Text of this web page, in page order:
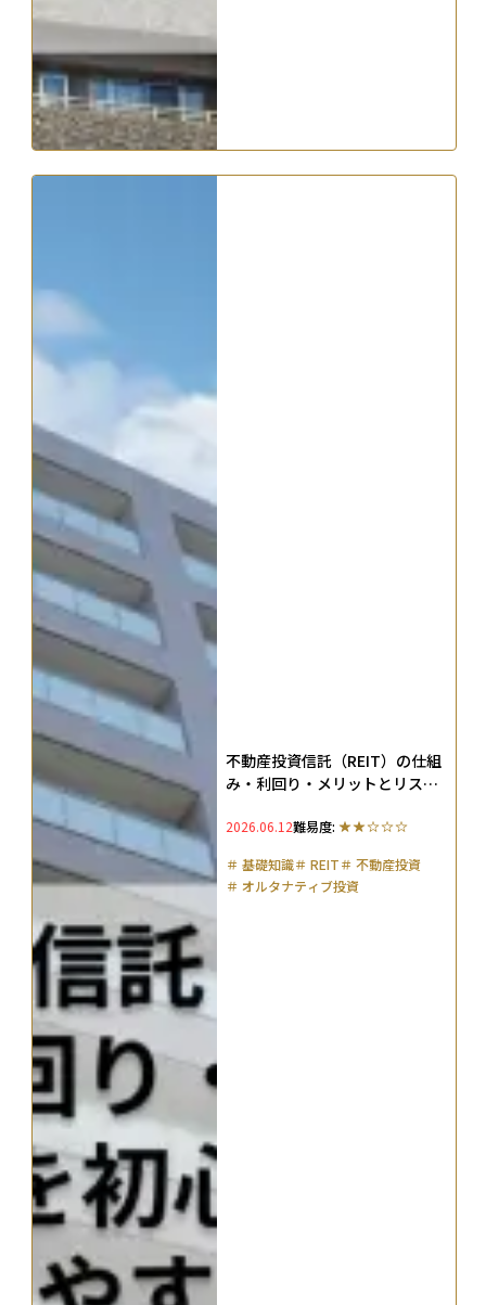
不動産投資信託（REIT）の仕組
み・利回り・メリットとリスク
2026.06.12難易度:
＃ 基礎知識＃ REIT＃ 不動産投資
＃ オルタナティブ投資